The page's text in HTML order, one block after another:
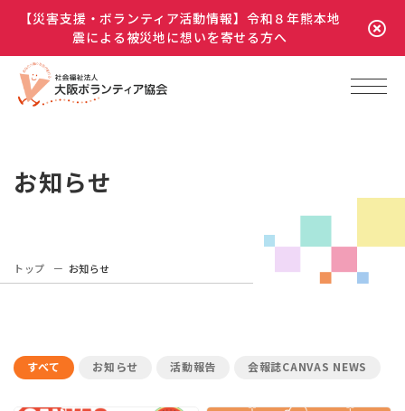
【災害支援・ボランティア活動情報】令和８年熊本地
震による被災地に想いを寄せる方へ
お知らせ
トップ お知らせ
すべて お知らせ 活動報告 会報誌CANVAS NEWS